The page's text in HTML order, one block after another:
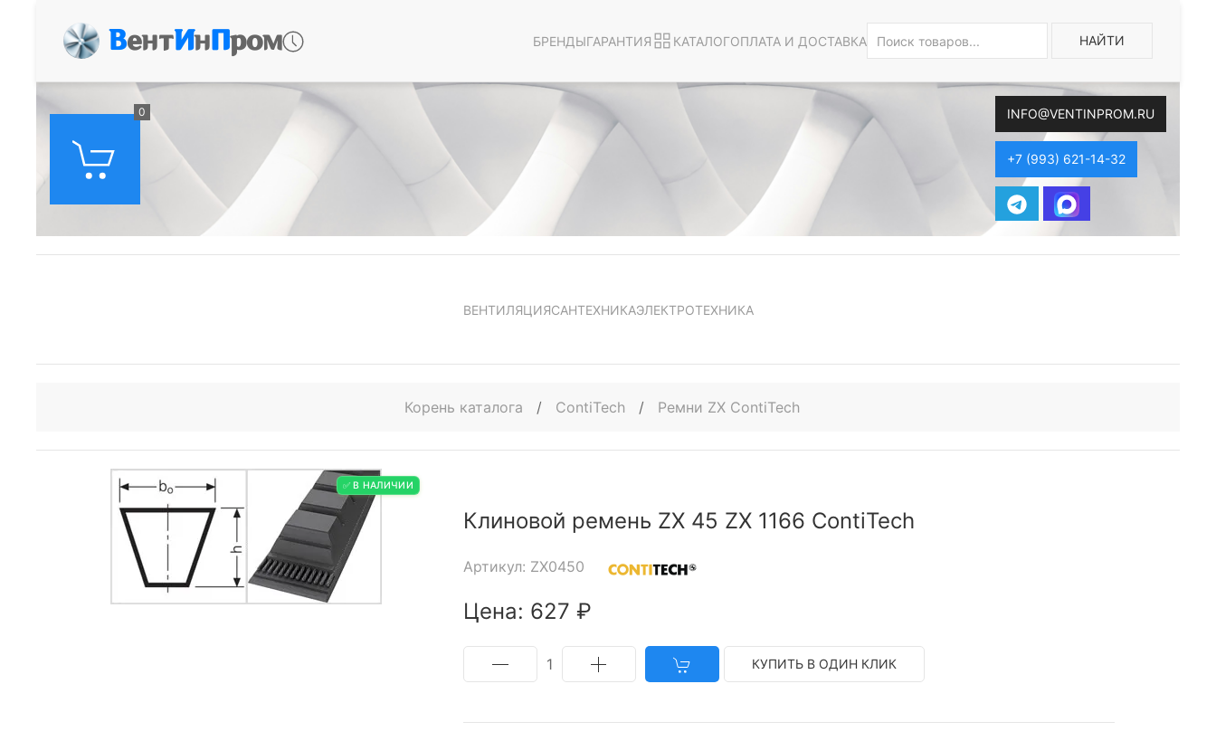
ВентИнПром БРЕНДЫГАРАНТИЯ КАТАЛОГОПЛАТА И ДОСТАВКА НАЙТИ
0 INFO@VENTINPROM.RU
+7 (993) 621-14-32
ВЕНТИЛЯЦИЯСАНТЕХНИКАЭЛЕКТРОТЕХНИКА
Корень каталога / ContiTech / Ремни ZX ContiTech
✅ В НАЛИЧИИ
Клиновой ремень ZX 45 ZX 1166 ContiTech
Артикул: ZX0450
Цена: 627 ₽
1 КУПИТЬ В ОДИН КЛИК